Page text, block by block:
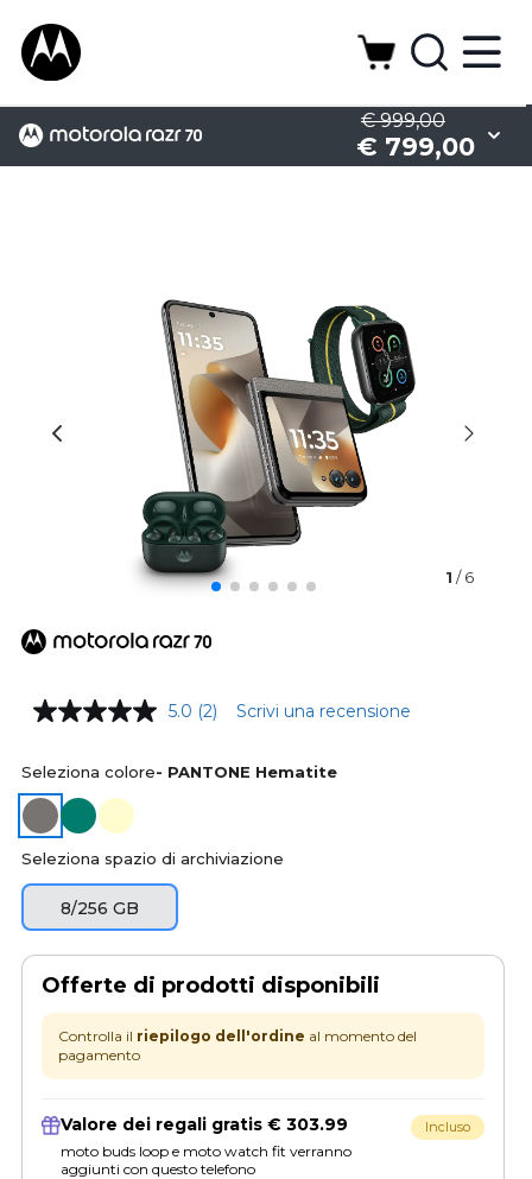
€ 999,00
€ 799,00
Display Camera
1 / 6
5.0 (2) Scrivi una recensione
Seleziona colore- PANTONE Hematite
Seleziona spazio di archiviazione
8/256 GB
Offerte di prodotti disponibili
Controlla il riepilogo dell'ordine al momento del
pagamento
Valore dei regali gratis € 303.99
moto buds loop e moto watch fit verranno
aggiunti con questo telefono
Incluso